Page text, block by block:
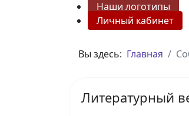
Наши логотипы
Личный кабинет
Вы здесь: Главная
Литературный